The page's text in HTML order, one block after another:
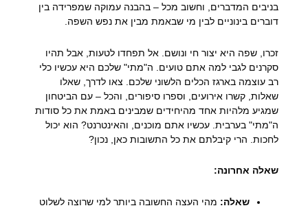
בניבים המדברים, וחשוב מכל – בהבנה עמוקה שמפרידה בין
דוברים בינוניים לבין מי שבאמת מבין את נפש השפה.
זכרו, שפה היא יצור חי ונושם. אל תפחדו לטעות, אבל תהיו
סקרנים לגבי למה אתם טועים. ה"מתי" שלכם היא עכשיו כלי
רב עוצמה בארגז הכלים הלשוני שלכם. צאו לדרך, שאלו
שאלות, קשרו אירועים, וספרו סיפורים, והכל – עם הביטחון
שמגיע מלהיות אחד מהיחידים שמבינים באמת את כל סודות
ה"מתי" בערבית. עכשיו אתם מוכנים, והאינטרנט? הוא יכול
לחכות. הרי קיבלתם את כל התשובות כאן, נכון?
שאלה אחרונה:
שאלה: מהי העצה החשובה ביותר למי שרוצה לשלוט